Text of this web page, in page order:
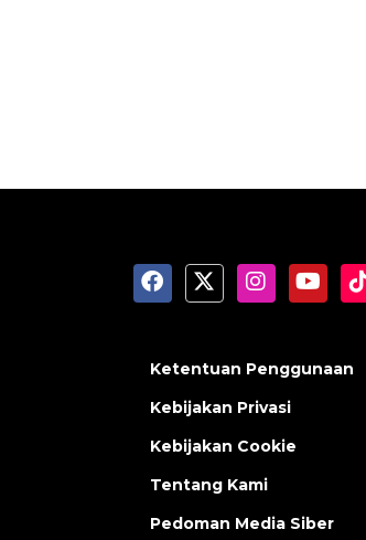
Ketentuan Penggunaan
Kebijakan Privasi
Kebijakan Cookie
Tentang Kami
Pedoman Media Siber